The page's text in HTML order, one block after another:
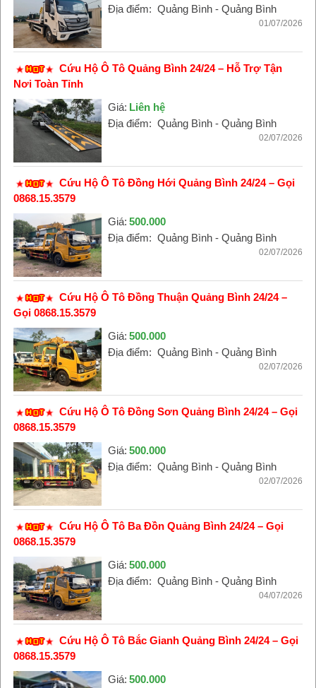
Địa điểm: Quảng Bình - Quảng Bình
01/07/2026
Cứu Hộ Ô Tô Quảng Bình 24/24 – Hỗ Trợ Tận
Nơi Toàn Tỉnh
Giá: Liên hệ
Địa điểm: Quảng Bình - Quảng Bình
02/07/2026
Cứu Hộ Ô Tô Đồng Hới Quảng Bình 24/24 – Gọi
0868.15.3579
Giá: 500.000
Địa điểm: Quảng Bình - Quảng Bình
02/07/2026
Cứu Hộ Ô Tô Đồng Thuận Quảng Bình 24/24 –
Gọi 0868.15.3579
Giá: 500.000
Địa điểm: Quảng Bình - Quảng Bình
02/07/2026
Cứu Hộ Ô Tô Đồng Sơn Quảng Bình 24/24 – Gọi
0868.15.3579
Giá: 500.000
Địa điểm: Quảng Bình - Quảng Bình
02/07/2026
Cứu Hộ Ô Tô Ba Đồn Quảng Bình 24/24 – Gọi
0868.15.3579
Giá: 500.000
Địa điểm: Quảng Bình - Quảng Bình
04/07/2026
Cứu Hộ Ô Tô Bắc Gianh Quảng Bình 24/24 – Gọi
0868.15.3579
Giá: 500.000